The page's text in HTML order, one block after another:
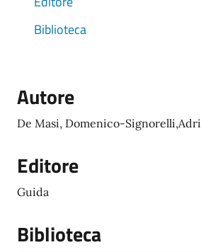
Biblioteca
Autore
De Masi, Domenico-
Editore
Guida
Biblioteca